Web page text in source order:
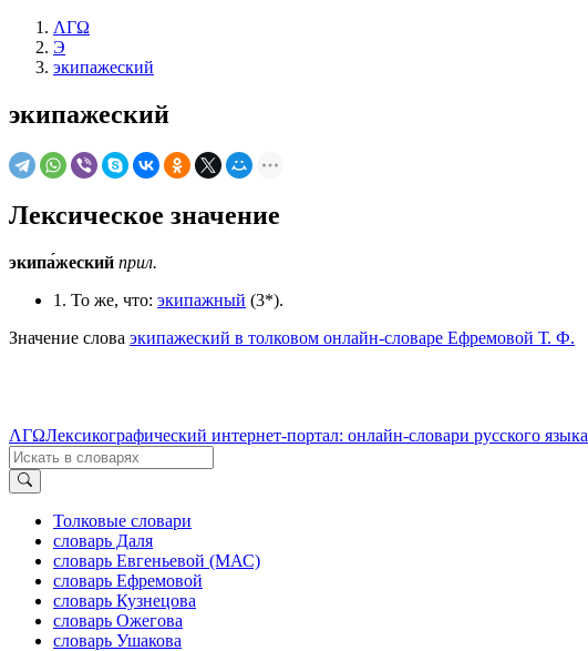
ΛΓΩ
Э
экипажеский
экипажеский
Лексическое значение
экипа́жеский прил.
1. То же, что: экипажный (3*).
Значение слова экипажеский в толковом онлайн-словаре Ефремовой Т. Ф.
ΛΓΩЛексикографический интернет-портал: онлайн-словари русского языка
Толковые словари
словарь Даля
словарь Евгеньевой (МАС)
словарь Ефремовой
словарь Кузнецова
словарь Ожегова
словарь Ушакова